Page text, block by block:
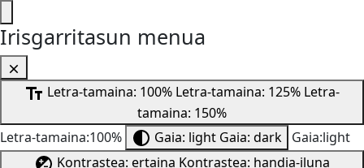
Irisgarritasun menua
Letra-tamaina: 100% Letra-tamaina: 125% Letra-
tamaina: 150%
Letra-tamaina:100%
Gaia: light Gaia: dark Gaia:light
Kontrastea: ertaina Kontrastea: handia-iluna